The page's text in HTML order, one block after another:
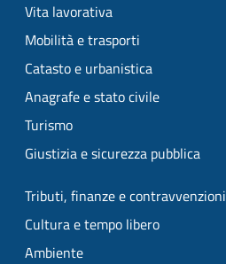
Vita lavorativa
Mobilità e trasporti
Catasto e urbanistica
Anagrafe e stato civile
Turismo
Giustizia e sicurezza pubblica
Tributi, finanze e contravvenzioni
Cultura e tempo libero
Ambiente